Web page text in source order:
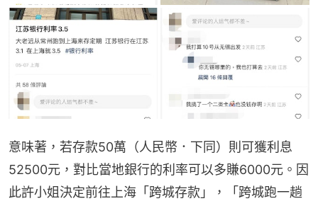
意味著，若存款50萬（人民幣．下同）則可獲利息
52500元，對比當地銀行的利率可以多賺6000元。因
此許小姐決定前往上海「跨城存款」，「跨城跑一趟